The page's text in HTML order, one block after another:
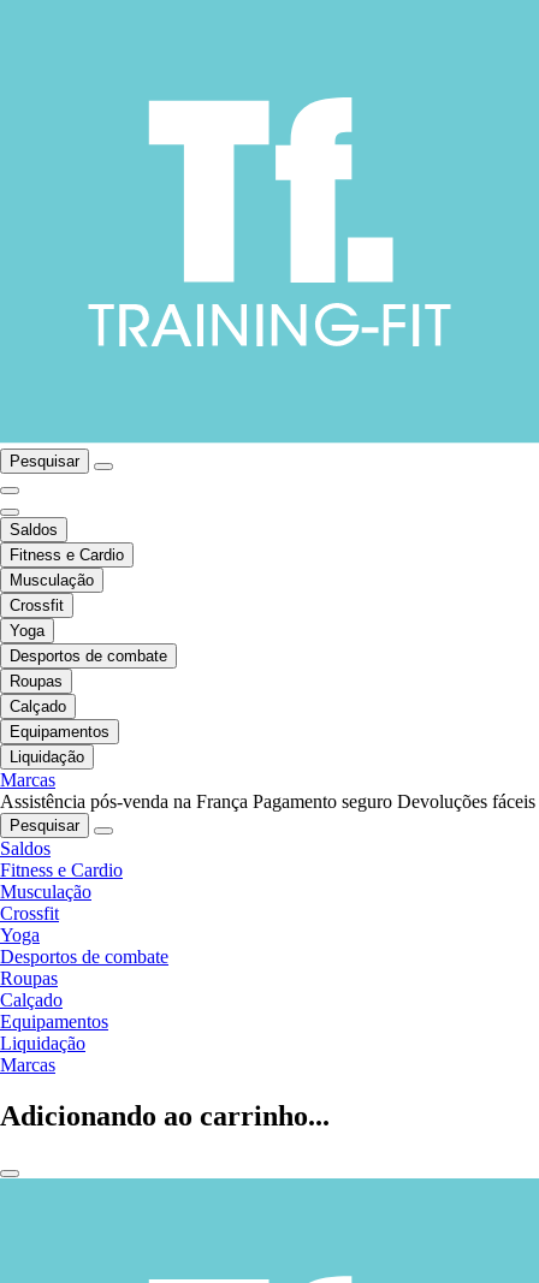
Pesquisar
Saldos
Fitness e Cardio
Musculação
Crossfit
Yoga
Desportos de combate
Roupas
Calçado
Equipamentos
Liquidação
Marcas
Assistência pós-venda na França Pagamento seguro Devoluções fáceis
Pesquisar
Saldos
Fitness e Cardio
Musculação
Crossfit
Yoga
Desportos de combate
Roupas
Calçado
Equipamentos
Liquidação
Marcas
Adicionando ao carrinho...